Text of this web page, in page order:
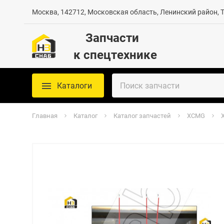
Москва, 142712, Московская область, Ленинский район,
Запчасти
к спецтехнике
Каталоги
Главная Каталог Каталог запчастей XCMG